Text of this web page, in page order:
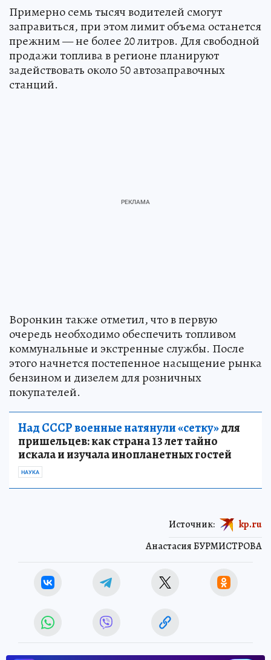
Примерно семь тысяч водителей смогут
заправиться, при этом лимит объема останется
прежним — не более 20 литров. Для свободной
продажи топлива в регионе планируют
задействовать около 50 автозаправочных
станций.
Воронкин также отметил, что в первую
очередь необходимо обеспечить топливом
коммунальные и экстренные службы. После
этого начнется постепенное насыщение рынка
бензином и дизелем для розничных
покупателей.
Над СССР военные натянули «сетку»для
пришельцев: как страна 13 лет тайно
искала и изучала инопланетных гостей
НАУКА
Анастасия БУРМИСТРОВА
Источник: kp.ru